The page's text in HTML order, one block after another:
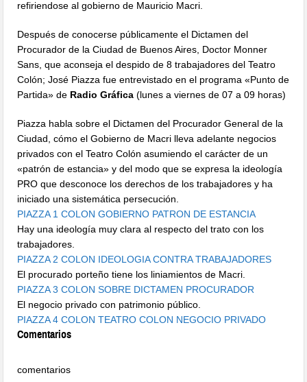
refiriendose al gobierno de Mauricio Macri.
Después de conocerse públicamente el Dictamen del
Procurador de la Ciudad de Buenos Aires, Doctor Monner
Sans, que aconseja el despido de 8 trabajadores del Teatro
Colón; José Piazza fue entrevistado en el programa «Punto de
Partida» de Radio Gráfica (lunes a viernes de 07 a 09 horas)
Piazza habla sobre el Dictamen del Procurador General de la
Ciudad, cómo el Gobierno de Macri lleva adelante negocios
privados con el Teatro Colón asumiendo el carácter de un
«patrón de estancia» y del modo que se expresa la ideología
PRO que desconoce los derechos de los trabajadores y ha
iniciado una sistemática persecución.
PIAZZA 1 COLON GOBIERNO PATRON DE ESTANCIA
Hay una ideología muy clara al respecto del trato con los
trabajadores.
PIAZZA 2 COLON IDEOLOGIA CONTRA TRABAJADORES
El procurado porteño tiene los liniamientos de Macri.
PIAZZA 3 COLON SOBRE DICTAMEN PROCURADOR
El negocio privado con patrimonio público.
PIAZZA 4 COLON TEATRO COLON NEGOCIO PRIVADO
Comentarios
comentarios